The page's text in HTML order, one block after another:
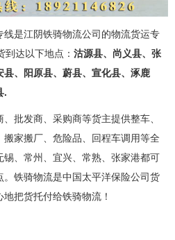
是江阴铁骑物流公司的物流货运专
达以下地点： 沽源县、尚义县、张
、阳原县、蔚县、宣化县、涿鹿
.
批发商、采购商等货主提供整车、
家搬厂、危险品、回程车调用等全
、常州、宜兴、常熟、张家港都可
铁骑物流是中国太平洋保险公司货
把货托付给铁骑物流！